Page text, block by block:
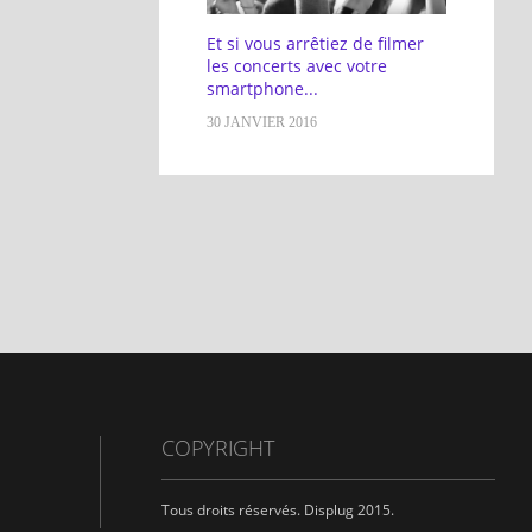
Et si vous arrêtiez de filmer
les concerts avec votre
smartphone...
30 JANVIER 2016
COPYRIGHT
Tous droits réservés. Displug 2015.